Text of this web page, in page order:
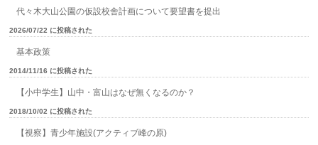
代々木大山公園の仮設校舎計画について要望書を提出
2026/07/22 に投稿された
基本政策
2014/11/16 に投稿された
【小中学生】山中・富山はなぜ無くなるのか？
2018/10/02 に投稿された
【視察】青少年施設(アクティブ峰の原)